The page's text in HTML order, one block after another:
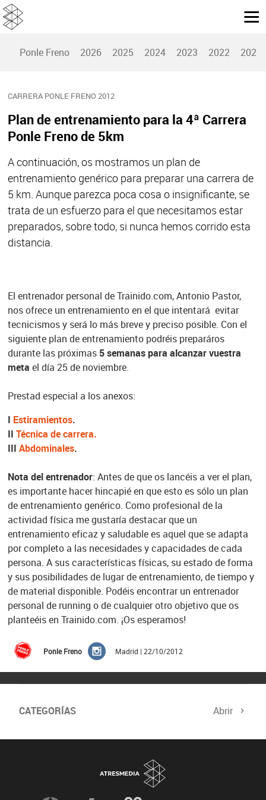
Ponle Freno 2026 2025 2024 2023 2022 2021
CARRERA PONLE FRENO 2012
Plan de entrenamiento para la 4ª Carrera
Ponle Freno de 5km
A continuación, os mostramos un plan de
entrenamiento genérico para preparar una carrera de
5 km. Aunque parezca poca cosa o insignificante, se
trata de un esfuerzo para el que necesitamos estar
preparados, sobre todo, si nunca hemos corrido esta
distancia.
El entrenador personal de Trainido.com, Antonio Pastor,
nos ofrece un entrenamiento en el que intentará evitar
tecnicismos y será lo más breve y preciso posible. Con el
siguiente plan de entrenamiento podréis preparáros
durante las próximas 5 semanas para alcanzar vuestra
meta el día 25 de noviembre.
Prestad especial a los anexos:
I Estiramientos.
II Técnica de carrera.
III Abdominales.
Nota del entrenador: Antes de que os lancéis a ver el plan,
es importante hacer hincapié en que esto es sólo un plan
de entrenamiento genérico. Como profesional de la
actividad física me gustaría destacar que un
entrenamiento eficaz y saludable es aquel que se adapta
por completo a las necesidades y capacidades de cada
persona. A sus características físicas, su estado de forma
y sus posibilidades de lugar de entrenamiento, de tiempo y
de material disponible. Podéis encontrar un entrenador
personal de running o de cualquier otro objetivo que os
planteéis en Trainido.com. ¡Os esperamos!
Ponle Freno Madrid | 22/10/2012
CATEGORÍAS Abrir